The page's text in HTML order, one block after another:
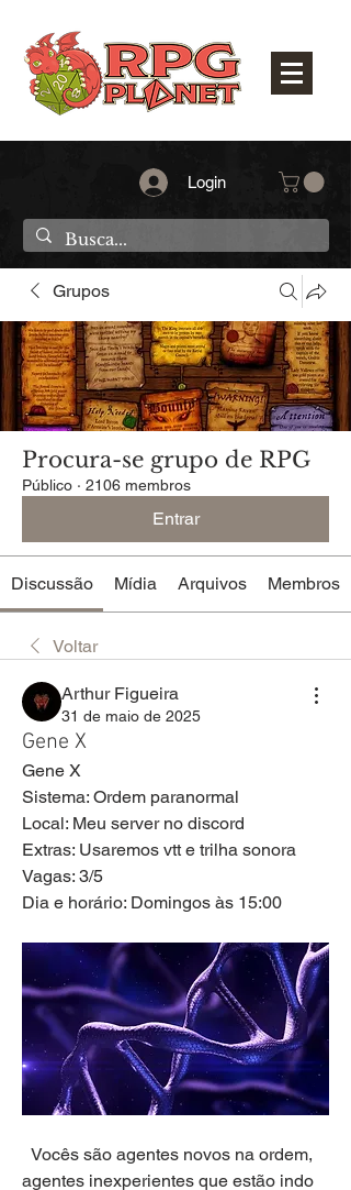
Login
Grupos
Procura-se grupo de RPG
Público · 2106 membros
Entrar
Discussão Mídia Arquivos Membros
Voltar
Arthur Figueira
31 de maio de 2025
Gene X
Gene X
Sistema: Ordem paranormal
Local: Meu server no discord
Extras: Usaremos vtt e trilha sonora
Vagas: 3/5
Dia e horário: Domingos às 15:00
agentes inexperientes que estão indo